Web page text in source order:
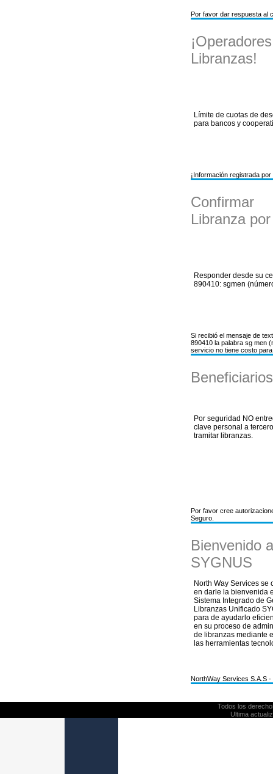
Por favor dar respuesta al
Libranzas!
Límite de cuotas de
para bancos y
¡Información registrada
Confirmar
Libranza
Responder desde su
890410: sgmen
Si recibió el mensaje de
890410 la palabra sg men
servicio no tiene costo
Beneficiarios
Por seguridad NO
clave personal a
tramitar libranzas.
Por favor cree
Seguro.
Bienvenido a
SYGNUS
North Way Services se
en darle la bienvenida
Sistema Integrado de
Libranzas Unificado
para de ayudarlo
en su proceso de
de libranzas mediante
las herramientas
NorthWay Services S.A.S -
Todos los
Ultima